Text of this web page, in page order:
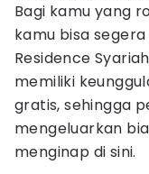
Bagi kamu yang
kamu bisa segera
Residence
memiliki
gratis, sehingga
mengeluarkan
menginap di sini.